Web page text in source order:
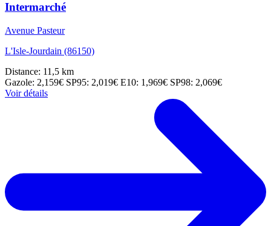
Intermarché
Avenue Pasteur
L'Isle-Jourdain (86150)
Distance: 11,5 km
Gazole: 2,159€ SP95: 2,019€ E10: 1,969€ SP98: 2,069€
Voir détails